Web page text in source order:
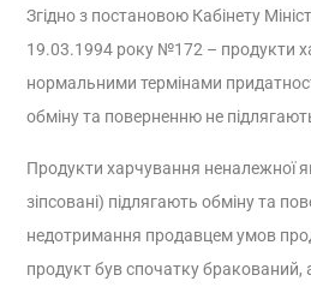
Згідно з постановою Кабінету
19.03.1994 року №172 – продукти
нормальними термінами
обміну та поверненню не
Продукти харчування неналежної
зіпсовані) підлягають обміну та
недотримання продавцем умов
продукт був спочатку бракований,